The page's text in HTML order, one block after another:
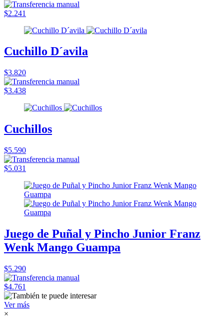
$2.241
Cuchillo D´avila
$3.820
$3.438
Cuchillos
$5.590
$5.031
Juego de Puñal y Pincho Junior Franz
Wenk Mango Guampa
$5.290
$4.761
Ver más
×